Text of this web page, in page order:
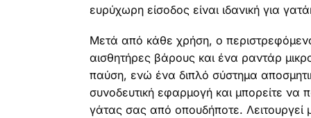
ευρύχωρη είσοδος είναι ιδανική για
Μετά από κάθε χρήση, ο
αισθητήρες βάρους και ένα ραντάρ
παύση, ενώ ένα διπλό σύστημα
συνοδευτική εφαρμογή και μπορείτε να
γάτας σας από οπουδήποτε. Λειτουργεί